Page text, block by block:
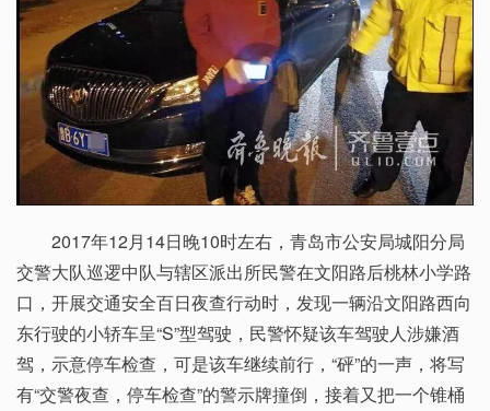
2017年12月14日晚10时左右，青岛市公安局城阳分局
交警大队巡逻中队与辖区派出所民警在文阳路后桃林小学路
口，开展交通安全百日夜查行动时，发现一辆沿文阳路西向
东行驶的小轿车呈“S”型驾驶，民警怀疑该车驾驶人涉嫌酒
驾，示意停车检查，可是该车继续前行，“砰”的一声，将写
有“交警夜查，停车检查”的警示牌撞倒，接着又把一个锥桶